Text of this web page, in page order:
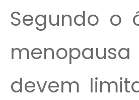
Segundo o
devem